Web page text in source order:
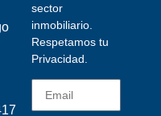
sector
inmobiliario.
Respetamos tu
Privacidad.